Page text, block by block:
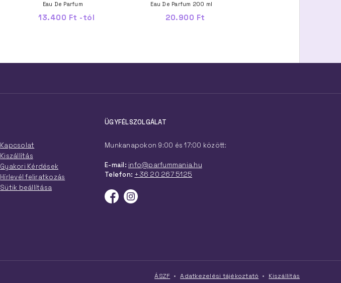
Eau De Parfum
13.400 Ft -tól
Eau De Parfum 200 ml
20.900 Ft
Kapcsolat
Kiszállítás
Gyakori Kérdések
Hírlevél feliratkozás
Sütik beállítása
ÜGYFÉLSZOLGÁLAT
Munkanapokon 9:00 és 17:00 között:
E-mail: info@parfummania.hu
Telefon: +36 20 267 5125
ÁSZF Adatkezelési tájékoztató Kiszállítás